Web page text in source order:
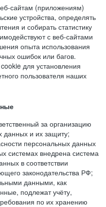
сайтам (приложениям)
устройства, определять
и собирать статистику
с веб-сайтами
опыта использования
ошибок или багов.
для установления
пользователя наших
за организацию
данных и их защиту;
персональных данных
системах внедрена система
в соответствии
законодательства РФ;
данными, как
подлежат учёту,
по их хранению